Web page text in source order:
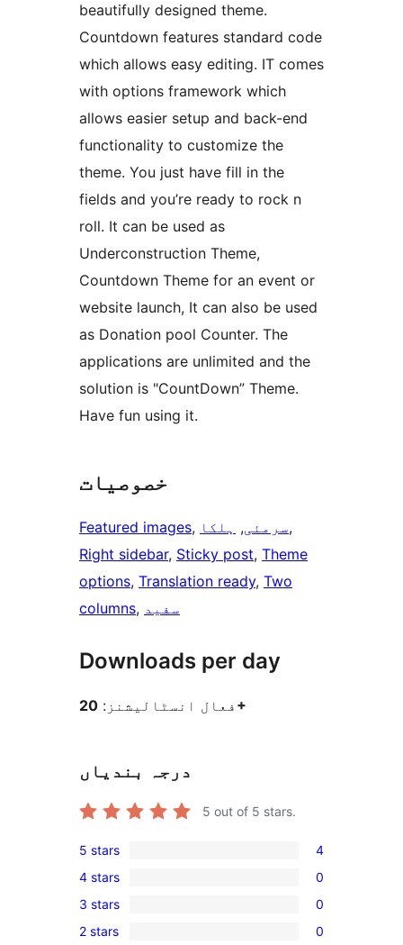
beautifully designed theme.
Countdown features standard code
which allows easy editing. IT comes
with options framework which
allows easier setup and back-end
functionality to customize the
theme. You just have fill in the
fields and you’re ready to rock n
roll. It can be used as
Underconstruction Theme,
Countdown Theme for an event or
website launch, It can also be used
as Donation pool Counter. The
applications are unlimited and the
solution is "CountDown” Theme.
Have fun using it.
خصوصیات
Featured images, سرمئی, ہلکا
Right sidebar, Sticky post, Theme
options, Translation ready, Two
columns, سفید
Downloads per day
فعال انسٹالیشنز: 20+
درجہ بندیاں
5 out of 5 stars.
4
5-
star
reviews
5 stars 4
0
4-
star
4 stars 0
0
3-
3 stars 0
0
2 stars 0